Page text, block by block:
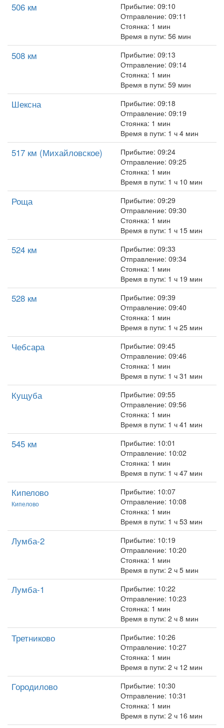
506 км
Прибытие: 09:10
Отправление: 09:11
Стоянка: 1 мин
Время в пути: 56 мин
508 км
Прибытие: 09:13
Отправление: 09:14
Стоянка: 1 мин
Время в пути: 59 мин
Шексна
Прибытие: 09:18
Отправление: 09:19
Стоянка: 1 мин
Время в пути: 1 ч 4 мин
517 км (Михайловское)
Прибытие: 09:24
Отправление: 09:25
Стоянка: 1 мин
Время в пути: 1 ч 10 мин
Роща
Прибытие: 09:29
Отправление: 09:30
Стоянка: 1 мин
Время в пути: 1 ч 15 мин
524 км
Прибытие: 09:33
Отправление: 09:34
Стоянка: 1 мин
Время в пути: 1 ч 19 мин
528 км
Прибытие: 09:39
Отправление: 09:40
Стоянка: 1 мин
Время в пути: 1 ч 25 мин
Чебсара
Прибытие: 09:45
Отправление: 09:46
Стоянка: 1 мин
Время в пути: 1 ч 31 мин
Кущуба
Прибытие: 09:55
Отправление: 09:56
Стоянка: 1 мин
Время в пути: 1 ч 41 мин
545 км
Прибытие: 10:01
Отправление: 10:02
Стоянка: 1 мин
Время в пути: 1 ч 47 мин
Кипелово
Кипелово
Прибытие: 10:07
Отправление: 10:08
Стоянка: 1 мин
Время в пути: 1 ч 53 мин
Лумба-2
Прибытие: 10:19
Отправление: 10:20
Стоянка: 1 мин
Время в пути: 2 ч 5 мин
Лумба-1
Прибытие: 10:22
Отправление: 10:23
Стоянка: 1 мин
Время в пути: 2 ч 8 мин
Третниково
Прибытие: 10:26
Отправление: 10:27
Стоянка: 1 мин
Время в пути: 2 ч 12 мин
Городилово
Прибытие: 10:30
Отправление: 10:31
Стоянка: 1 мин
Время в пути: 2 ч 16 мин